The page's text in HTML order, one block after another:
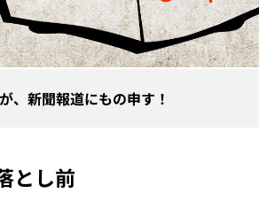
、新聞報道にもの申す！
とし前